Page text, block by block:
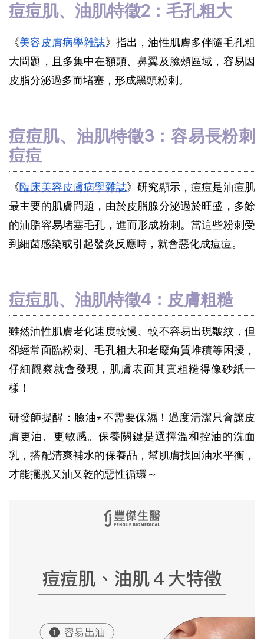
痘痘肌、油肌特徵2：毛孔粗大
《美容皮膚病學雜誌》指出，油性肌膚多伴隨毛孔粗
大問題，且多集中在額頭、鼻翼及臉頰區域，容易因
皮脂分泌過多而堵塞，形成黑頭粉刺。
痘痘肌、油肌特徵3：容易長粉刺
痘痘
《臨床美容皮膚病學雜誌》研究顯示，痘痘是油痘肌
最主要的肌膚問題，由於皮脂腺分泌過於旺盛，多餘
的油脂容易堵塞毛孔，進而形成粉刺。當這些粉刺受
到細菌感染或引起發炎反應時，就會惡化成痘痘。
痘痘肌、油肌特徵4：皮膚粗糙
雖然油性肌膚老化速度較慢、較不容易出現皺紋，但
卻經常面臨粉刺、毛孔粗大和老廢角質堆積等困擾，
仔細觀察就會發現，肌膚表面其實粗糙得像砂紙一
樣！
研發師提醒：臉油≠不需要保濕！過度清潔只會讓皮
膚更油、更敏感。保養關鍵是選擇溫和控油的洗面
乳，搭配清爽補水的保養品，幫肌膚找回油水平衡，
才能擺脫又油又乾的惡性循環～